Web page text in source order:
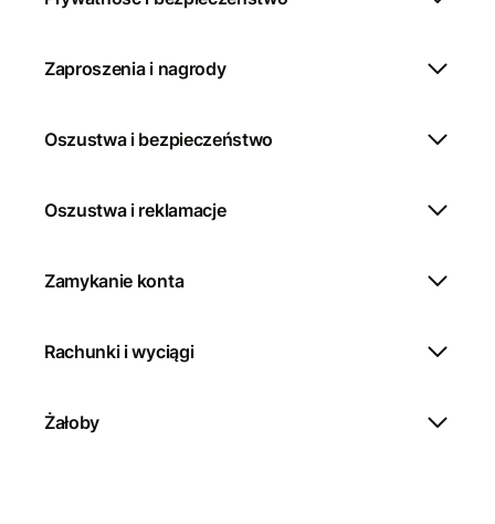
Zaproszenia i nagrody
Oszustwa i bezpieczeństwo
Oszustwa i reklamacje
Zamykanie konta
Rachunki i wyciągi
Żałoby